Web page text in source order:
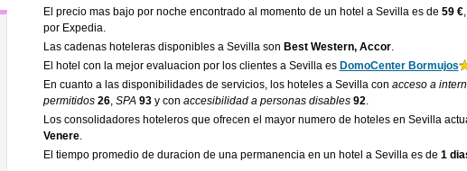
El precio mas bajo por noche encontrado al momento de un hotel a Sevilla es de 59 €
por Expedia.
Las cadenas hoteleras disponibles a Sevilla son Best Western, Accor.
El hotel con la mejor evaluacion por los clientes a Sevilla es DomoCenter Bormujos
En cuanto a las disponibilidades de servicios, los hoteles a Sevilla con acceso a
permitidos 26, SPA 93y con accesibilidad a personas disables 92.
Los consolidadores hoteleros que ofrecen el mayor numero de hoteles en Sevilla
Venere.
El tiempo promedio de duracion de una permanencia en un hotel a Sevilla es de 1